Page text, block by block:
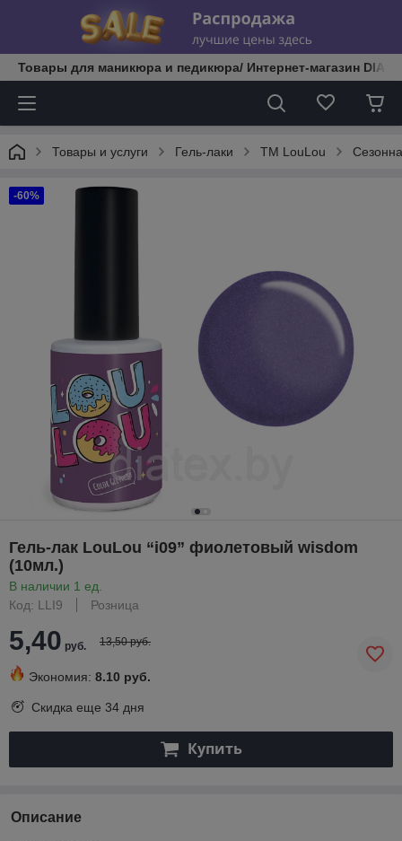
Товары для маникюра и педикюра/ Интернет-магазин
Товары и услуги Гель-лаки TM LouLou
-60%
Гель-лак LouLou “i09” фиолетовый wisdom
(10мл.)
В наличии 1 ед.
Код: LLI9
Розница
5,40 руб. 13,50 руб.
Экономия: 8.10 руб.
Скидка еще 34 дня
Купить
Описание